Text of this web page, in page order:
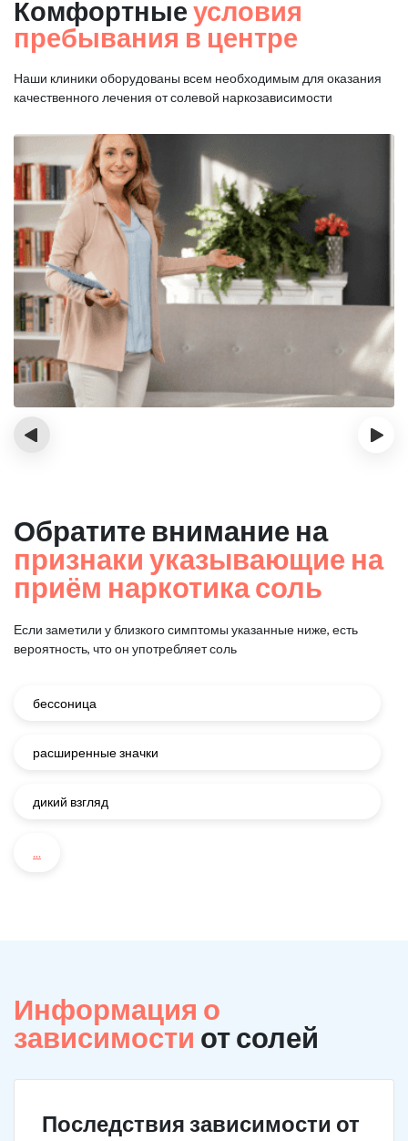
Комфортные условия
пребывания в центре
Наши клиники оборудованы всем необходимым для оказания
качественного лечения от солевой наркозависимости
‹ ›
Обратите внимание на
признаки указывающие на
приём наркотика соль
Если заметили у близкого симптомы указанные ниже, есть
вероятность, что он употребляет соль
бессоница
расширенные значки
дикий взгляд
...
Информация о
зависимости от солей
Последствия зависимости от